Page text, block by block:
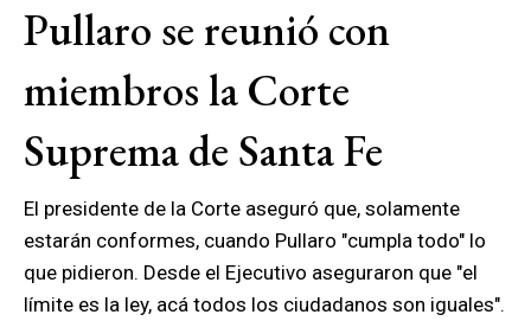
Pullaro se reunió con
miembros la Corte
Suprema de Santa Fe
El presidente de la Corte aseguró que, solamente
estarán conformes, cuando Pullaro "cumpla todo" lo
que pidieron. Desde el Ejecutivo aseguraron que "el
límite es la ley, acá todos los ciudadanos son iguales".